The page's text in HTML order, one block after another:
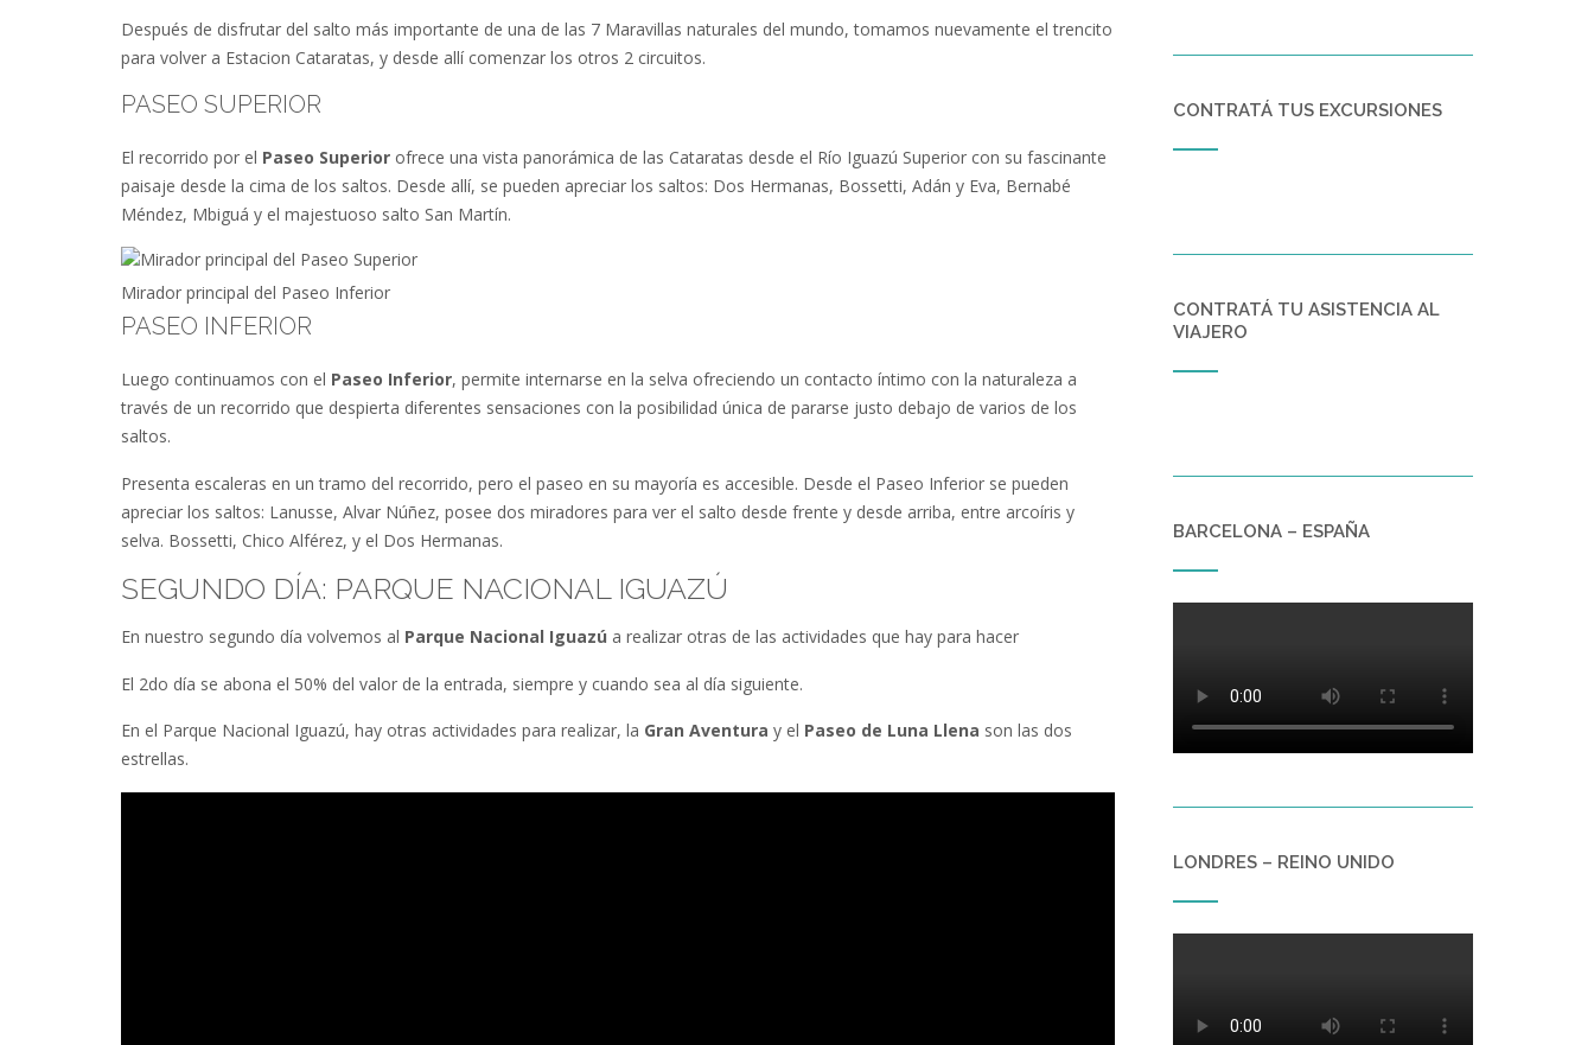
Después de disfrutar del salto más importante de una de las 7 Maravillas naturales del mundo, tomamos nuevamente el trencito
para volver a Estacion Cataratas, y desde allí comenzar los otros 2 circuitos.
PASEO SUPERIOR
El recorrido por el Paseo Superior ofrece una vista panorámica de las Cataratas desde el Río Iguazú Superior con su fascinante
paisaje desde la cima de los saltos. Desde allí, se pueden apreciar los saltos: Dos Hermanas, Bossetti, Adán y Eva, Bernabé
Méndez, Mbiguá y el majestuoso salto San Martín.
Mirador principal del Paseo Inferior
PASEO INFERIOR
Luego continuamos con el Paseo Inferior, permite internarse en la selva ofreciendo un contacto íntimo con la naturaleza a
través de un recorrido que despierta diferentes sensaciones con la posibilidad única de pararse justo debajo de varios de los
saltos.
Presenta escaleras en un tramo del recorrido, pero el paseo en su mayoría es accesible. Desde el Paseo Inferior se pueden
apreciar los saltos: Lanusse, Alvar Núñez, posee dos miradores para ver el salto desde frente y desde arriba, entre arcoíris y
selva. Bossetti, Chico Alférez, y el Dos Hermanas.
SEGUNDO DÍA: PARQUE NACIONAL IGUAZÚ
En nuestro segundo día volvemos al Parque Nacional Iguazú a realizar otras de las actividades que hay para hacer
El 2do día se abona el 50% del valor de la entrada, siempre y cuando sea al día siguiente.
En el Parque Nacional Iguazú, hay otras actividades para realizar, la Gran Aventura y el Paseo de Luna Llena son las dos
estrellas.
CONTRATÁ TUS EXCURSIONES
CONTRATÁ TU ASISTENCIA AL
VIAJERO
BARCELONA – ESPAÑA
LONDRES – REINO UNIDO